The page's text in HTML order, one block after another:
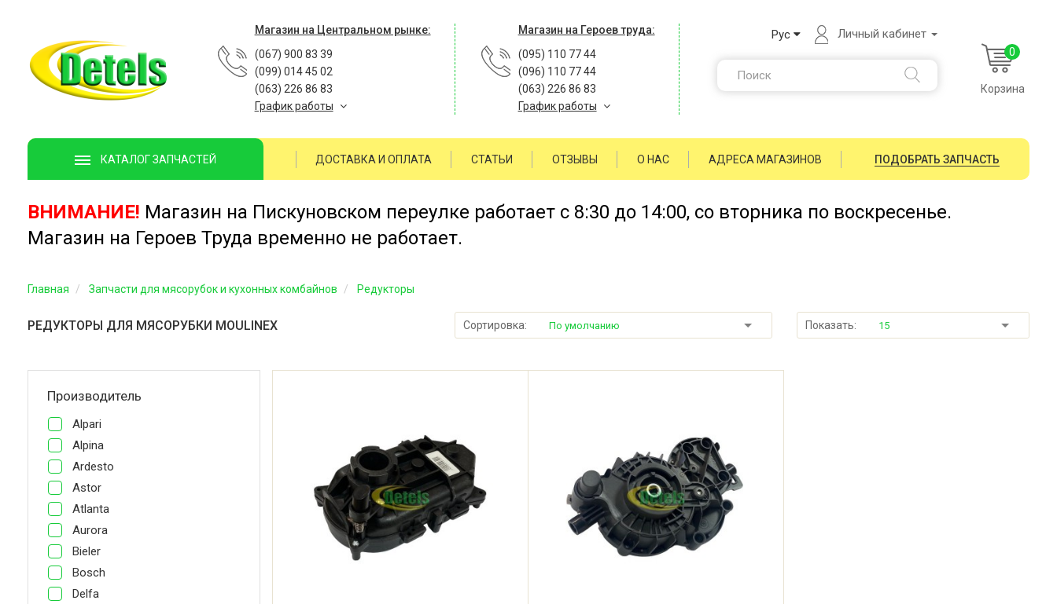
Магазин на Центральном рынке:
(067) 900 83 39
(099) 014 45 02
(063) 226 86 83
График работы
Магазин на Героев труда:
(095) 110 77 44
(096) 110 77 44
(063) 226 86 83
График работы
Рус Личный кабинет
0
Корзина
КАТАЛОГ ЗАПЧАСТЕЙ ДОСТАВКА И ОПЛАТА СТАТЬИ ОТЗЫВЫ О НАС АДРЕСА МАГАЗИНОВ ПОДОБРАТЬ ЗАПЧАСТЬ
ВНИМАНИЕ! Магазин на Пискуновском переулке работает с 8:30 до 14:00, со вторника по воскресенье.
Магазин на Героев Труда временно не работает.
Главная Запчасти для мясорубок и кухонных комбайнов Редукторы
РЕДУКТОРЫ ДЛЯ МЯСОРУБКИ MOULINEX Сортировка: По умолчанию Показать: 15
Производитель
Alpari
Alpina
Ardesto
Astor
Atlanta
Aurora
Bieler
Bosch
Delfa